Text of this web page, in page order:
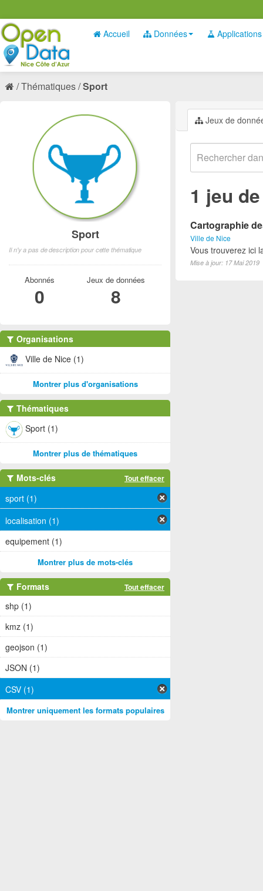
Accueil Données Applications
Thématiques Sport
Jeux de
1 jeu
Cartographie
Ville de Nice
Vous trouverez ici
Mise à jour: 17 Mai 2019
Sport
Il n'y a pas de description pour cette thématique
Abonnés
0
Jeux de données
8
Organisations
Ville de Nice (1)
Montrer plus d'organisations
Thématiques
Sport (1)
Montrer plus de thématiques
Mots-clés Tout effacer
sport (1)
localisation (1)
equipement (1)
Montrer plus de mots-clés
Formats Tout effacer
shp (1)
kmz (1)
geojson (1)
JSON (1)
CSV (1)
Montrer uniquement les formats populaires